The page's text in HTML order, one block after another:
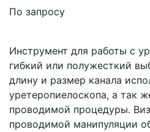
По запросу
Инструмент для работы с
гибкий или полужесткий
длину и размер канала
уретеропиелоскопа, а так
проводимой процедуры.
проводимой манипуляции